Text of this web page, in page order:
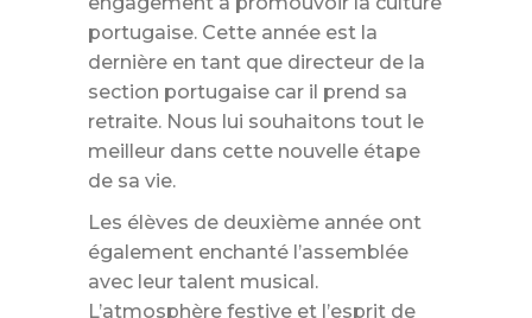
portugaise. Cette année est la
dernière en tant que directeur de la
section portugaise car il prend sa
retraite. Nous lui souhaitons tout le
meilleur dans cette nouvelle étape
de sa vie.
Les élèves de deuxième année ont
également enchanté l’assemblée
avec leur talent musical.
L’atmosphère festive et l’esprit de